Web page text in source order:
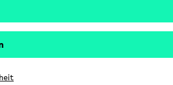
S
d